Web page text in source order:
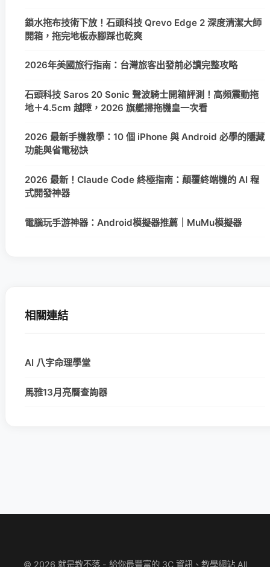
鎖水拖布技術下放！石頭科技 Qrevo Edge 2 深度清潔大師
開箱，拖完地板赤腳踩也乾爽
2026年美國旅行指南：台灣旅客出發前必讀完整攻略
石頭科技 Saros 20 Sonic 聲波騎士開箱評測！高頻震動拖
地＋4.5cm 越障，2026 旗艦掃拖機皇一次看
2026 最新手機教學：10 個 iPhone 與 Android 必學的隱藏
功能與省電秘訣
2026 最新！Claude Code 終極指南：顛覆終端機的 AI 程
式開發神器
電腦玩手游神器：Android模擬器推薦｜MuMu模擬器
相關連結
AI 八字命理學堂
馬雅13月亮曆查詢器
© 2026 就是教不落 - 給你最豐富的 3C 資訊、教學網站 All